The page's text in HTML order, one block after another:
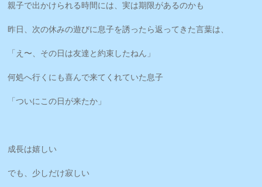
親子で出かけられる時間には、実は期限があるのかも
昨日、次の休みの遊びに息子を誘ったら返ってきた言葉は、
「え〜、その日は友達と約束したねん」
何処へ行くにも喜んで来てくれていた息子
「ついにこの日が来たか」
成長は嬉しい
でも、少しだけ寂しい